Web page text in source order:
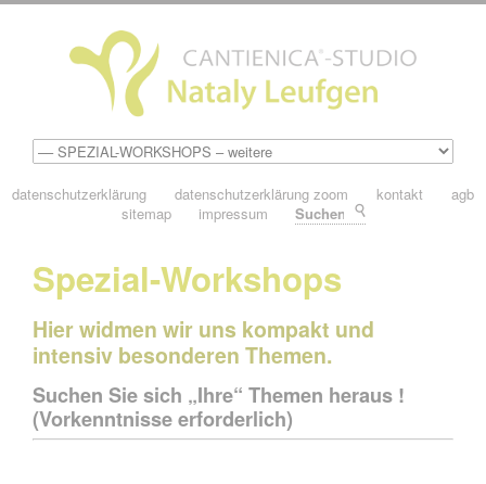
datenschutzerklärung datenschutzerklärung zoom kontakt
agb
sitemap
impressum
Spezial-Workshops
Hier widmen wir uns kompakt und
intensiv besonderen Themen.
Suchen Sie sich „Ihre“ Themen heraus !
(Vorkenntnisse erforderlich)